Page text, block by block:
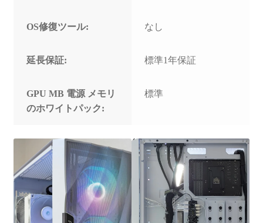
OS修復ツール: なし
延長保証: 標準1年保証
GPU MB 電源 メモリ
のホワイトパック:
標準